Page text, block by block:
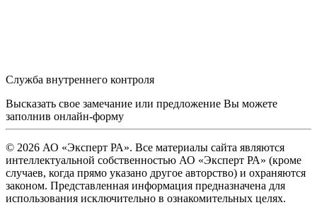
Служба внутреннего контроля
Высказать свое замечание или предложение Вы можете
заполнив онлайн-форму
© 2026 АО «Эксперт РА». Все материалы сайта являются
интеллектуальной собственностью АО «Эксперт РА» (кроме
случаев, когда прямо указано другое авторство) и охраняются
законом. Представленная информация предназначена для
использования исключительно в ознакомительных целях.